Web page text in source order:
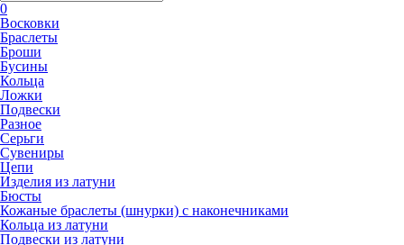
0
Восковки
Браслеты
Броши
Бусины
Кольца
Ложки
Подвески
Разное
Серьги
Сувениры
Цепи
Изделия из латуни
Бюсты
Кожаные браслеты (шнурки) с наконечниками
Кольца из латуни
Подвески из латуни